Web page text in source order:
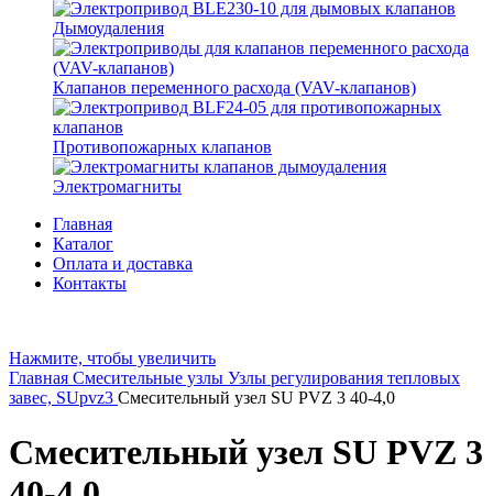
Дымоудаления
Клапанов переменного расхода (VAV-клапанов)
Противопожарных клапанов
Электромагниты
Главная
Каталог
Оплата и доставка
Контакты
Нажмите, чтобы увеличить
Главная Смесительные узлы Узлы регулирования тепловых
завес, SUpvz3 Смесительный узел SU PVZ 3 40-4,0
Смесительный узел SU PVZ 3